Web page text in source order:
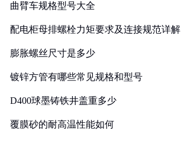
曲臂车规格型号大全
配电柜母排螺栓力矩要求及连接规范详解
膨胀螺丝尺寸是多少
镀锌方管有哪些常见规格和型号
D400球墨铸铁井盖重多少
覆膜砂的耐高温性能如何